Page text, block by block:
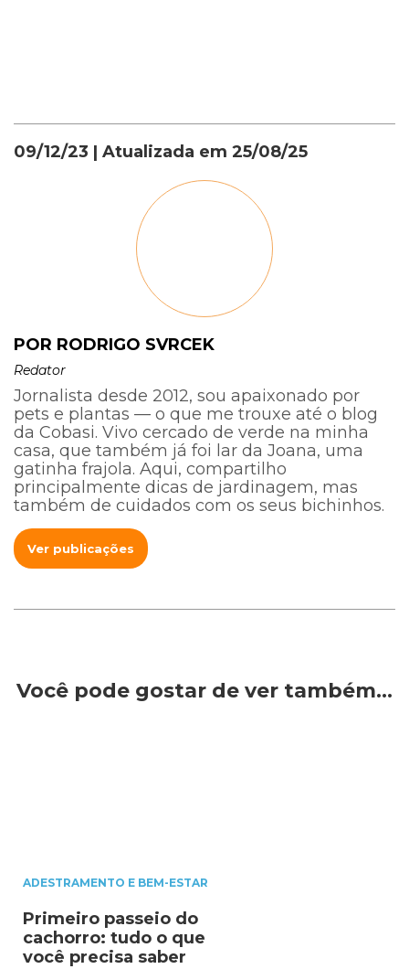
09/12/23 | Atualizada em 25/08/25
POR RODRIGO SVRCEK
Redator
Jornalista desde 2012, sou apaixonado por
pets e plantas — o que me trouxe até o blog
da Cobasi. Vivo cercado de verde na minha
casa, que também já foi lar da Joana, uma
gatinha frajola. Aqui, compartilho
principalmente dicas de jardinagem, mas
também de cuidados com os seus bichinhos.
Ver publicações
Você pode gostar de ver também…
ADESTRAMENTO E BEM-ESTAR
Primeiro passeio do
cachorro: tudo o que
você precisa saber